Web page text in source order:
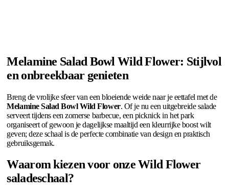
Melamine Salad Bowl Wild Flower: Stijlvol
en onbreekbaar genieten
Breng de vrolijke sfeer van een bloeiende weide naar je eettafel met de
Melamine Salad Bowl Wild Flower. Of je nu een uitgebreide salade
serveert tijdens een zomerse barbecue, een picknick in het park
organiseert of gewoon je dagelijkse maaltijd een kleurrijke boost wilt
geven; deze schaal is de perfecte combinatie van design en praktisch
gebruiksgemak.
Waarom kiezen voor onze Wild Flower
saladeschaal?